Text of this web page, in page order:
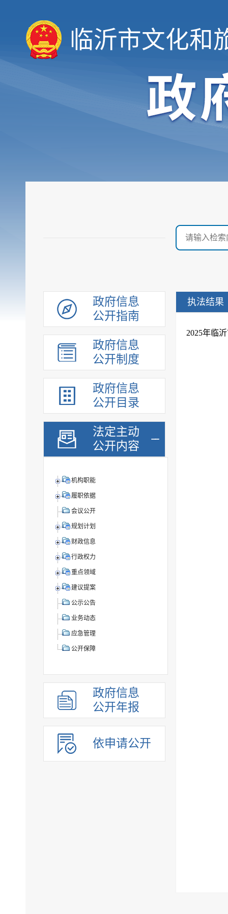
临沂市文化和
政府信息
公开指南
政府信息
公开制度
政府信息
公开目录
法定主动
公开内容
机构职能
履职依据
会议公开
规划计划
财政信息
行政权力
重点领域
建议提案
公示公告
业务动态
应急管理
公开保障
政府信息
公开年报
依申请公开
执法结果
​2025年临